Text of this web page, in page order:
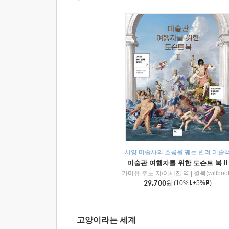
서양 미술사의 흐름을 꿰는 반려 미술
미술관 여행자를 위한 도슨트 북 II
카미유 주노 저/이세진 역
윌북
29,700원 (10% +5% )
고양이라는 세계